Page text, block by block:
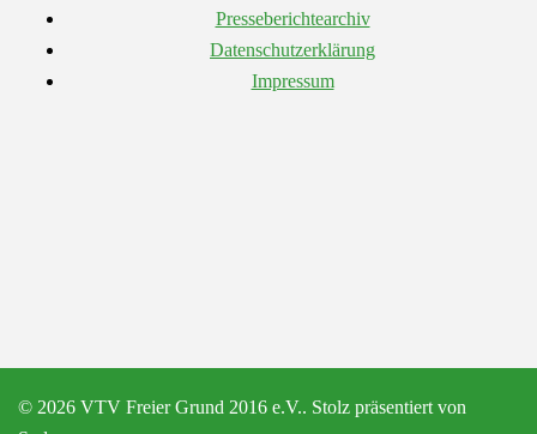
Presseberichtearchiv
Datenschutzerklärung
Impressum
© 2026 VTV Freier Grund 2016 e.V.. Stolz präsentiert von